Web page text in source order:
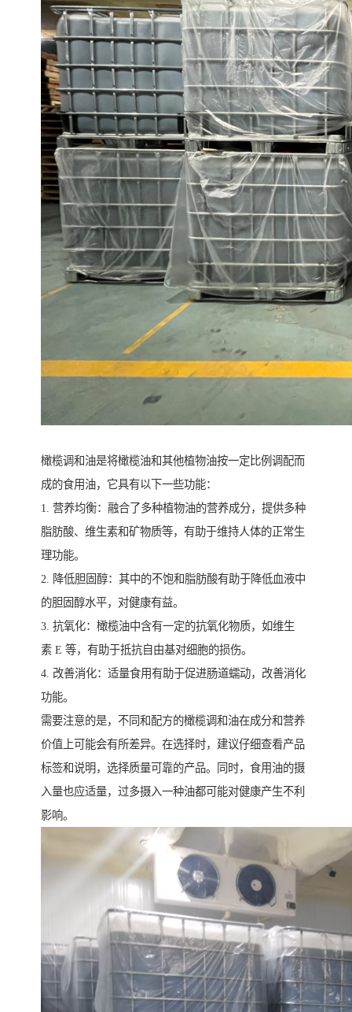
橄榄调和油是将橄榄油和其他植物油按一定比例调配而
成的食用油，它具有以下一些功能：
1. 营养均衡：融合了多种植物油的营养成分，提供多种
脂肪酸、维生素和矿物质等，有助于维持人体的正常生
理功能。
2. 降低胆固醇：其中的不饱和脂肪酸有助于降低血液中
的胆固醇水平，对健康有益。
3. 抗氧化：橄榄油中含有一定的抗氧化物质，如维生
素 E 等，有助于抵抗自由基对细胞的损伤。
4. 改善消化：适量食用有助于促进肠道蠕动，改善消化
功能。
需要注意的是，不同和配方的橄榄调和油在成分和营养
价值上可能会有所差异。在选择时，建议仔细查看产品
标签和说明，选择质量可靠的产品。同时，食用油的摄
入量也应适量，过多摄入一种油都可能对健康产生不利
影响。